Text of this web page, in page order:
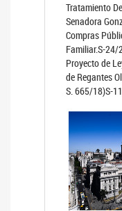
Tratamiento
Senadora
Compras
Familiar.S-24/
Proyecto de
de Regantes
S. 665/18)S-